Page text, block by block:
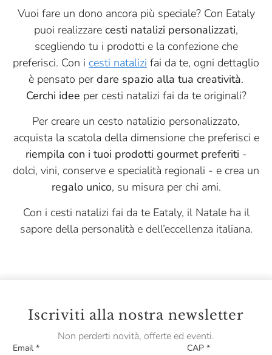
Vuoi fare un dono ancora più speciale? Con Eataly
puoi realizzare cesti natalizi personalizzati,
scegliendo tu i prodotti e la confezione che
preferisci. Con i cesti natalizi fai da te, ogni dettaglio
è pensato per dare spazio alla tua creatività.
Cerchi idee per cesti natalizi fai da te originali?
Per creare un cesto natalizio personalizzato,
acquista la scatola della dimensione che preferisci e
riempila con i tuoi prodotti gourmet preferiti -
dolci, vini, conserve e specialità regionali - e crea un
regalo unico, su misura per chi ami.
Con i cesti natalizi fai da te Eataly, il Natale ha il
sapore della personalità e dell’eccellenza italiana.
Iscriviti alla nostra newsletter
Non perderti novità, offerte ed eventi.
Email * CAP *